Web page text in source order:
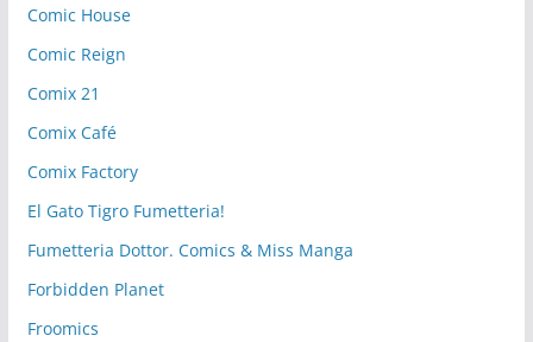
Comic House
Comic Reign
Comix 21
Comix Café
Comix Factory
El Gato Tigro Fumetteria!
Fumetteria Dottor. Comics & Miss Manga
Forbidden Planet
Froomics